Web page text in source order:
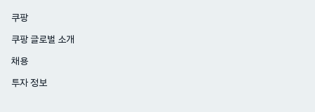
쿠팡
쿠팡 글로벌 소개
채용
투자 정보